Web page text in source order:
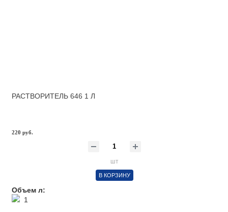
РАСТВОРИТЕЛЬ 646 1 Л
220 руб.
шт
В КОРЗИНУ
Объем л:
1